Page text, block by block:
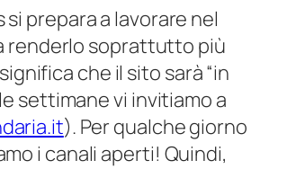
prepara a lavorare nel
renderlo soprattutto più
che il sito sarà “in
settimane vi invitiamo a
). Per qualche giorno
i canali aperti! Quindi,